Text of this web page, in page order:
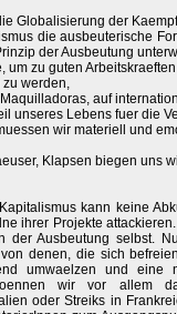
Globalisierung der
die ausbeuterische
der Ausbeutung
um zu guten
zu werden,
auf
unseres Lebens fuer die
wir materiell und
Klapsen biegen uns
kann keine
ihrer Projekte
der Ausbeutung selbst.
denen, die sich
umwaelzen und
wir vor allem
oder Streiks in